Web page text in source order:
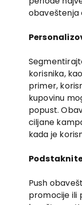
obaveštenja
korisnika,
primer,
kupovinu
popust.
ciljane
kada je
Push
promocije ili